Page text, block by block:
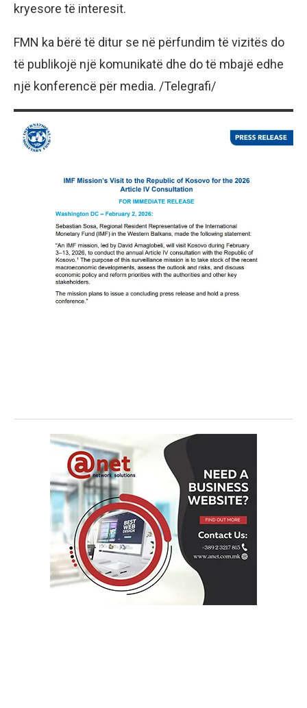
kryesore të interesit.
FMN ka bërë të ditur se në përfundim të vizitës do
të publikojë një komunikatë dhe do të mbajë edhe
një konferencë për media. /Telegrafi/